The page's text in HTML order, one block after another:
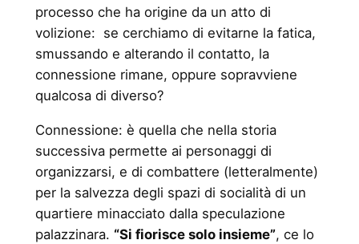
processo che ha origine da un atto di
volizione: se cerchiamo di evitarne la fatica,
smussando e alterando il contatto, la
connessione rimane, oppure sopravviene
qualcosa di diverso?
Connessione: è quella che nella storia
successiva permette ai personaggi di
organizzarsi, e di combattere (letteralmente)
per la salvezza degli spazi di socialità di un
quartiere minacciato dalla speculazione
palazzinara. “Si fiorisce solo insieme”, ce lo